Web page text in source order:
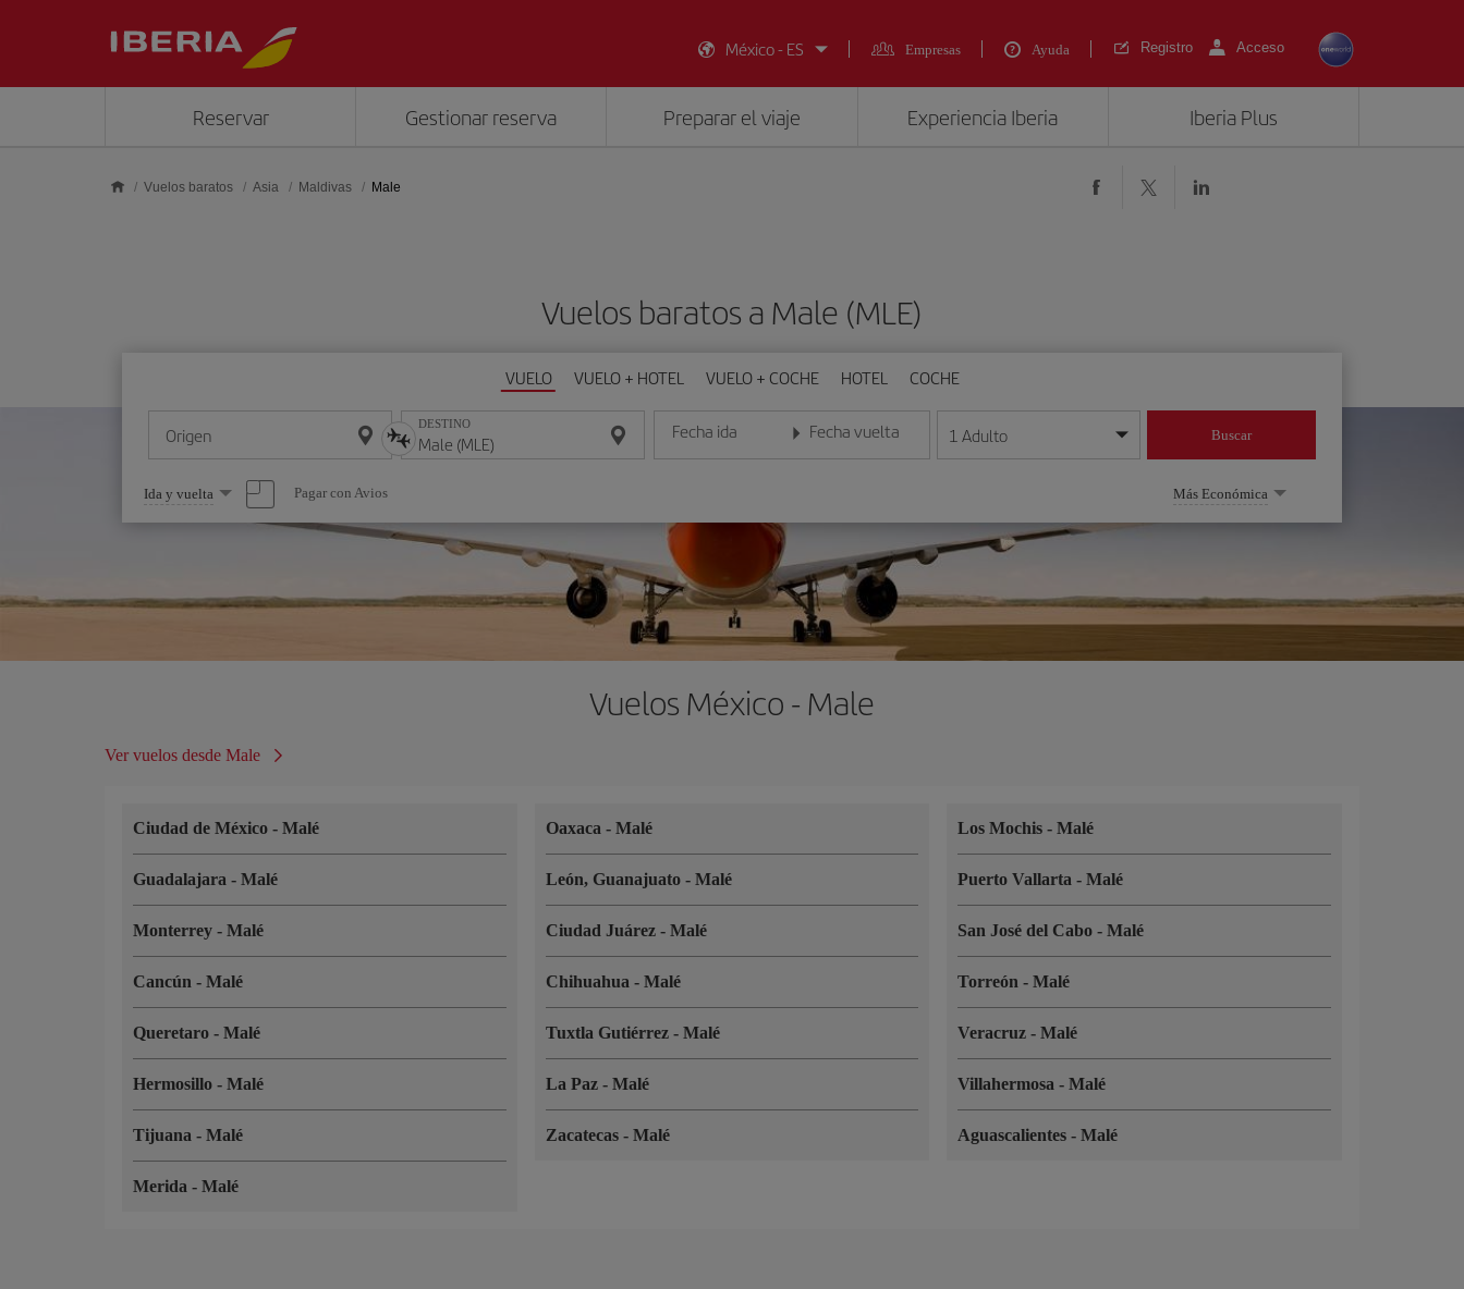
México - ES
Empresas Ayuda Registro Acceso
Reservar Gestionar reserva Preparar el viaje Experiencia Iberia Iberia Plus
Vuelos baratos Asia Maldivas Male
Vuelos baratos a Male (MLE)
VUELO VUELO + HOTEL VUELO + COCHE HOTEL COCHE
Origen DESTINO Fecha ida
Introduce la fecha en formato día/mes/año
Fecha vuelta
Introduce la fecha en formato día/mes/año
1 Adulto Buscar
Seleccione
una
opción
Ida y vuelta Pagar con Avios Más Económica
Vuelos México - Male
Ver vuelos desde Male
Ciudad de México - Malé
Guadalajara - Malé
Monterrey - Malé
Cancún - Malé
Queretaro - Malé
Hermosillo - Malé
Tijuana - Malé
Merida - Malé
Oaxaca - Malé
León, Guanajuato - Malé
Ciudad Juárez - Malé
Chihuahua - Malé
Tuxtla Gutiérrez - Malé
La Paz - Malé
Zacatecas - Malé
Los Mochis-Malé
Puerto Vallarta-Malé
San José del Cabo-Malé
Torreón-Malé
Veracruz-Malé
Villahermosa-Malé
Aguascalientes-Malé